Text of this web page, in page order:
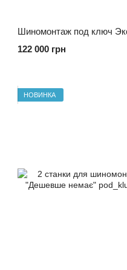
Шиномонтаж под ключ
122 000 грн
НОВИНКА